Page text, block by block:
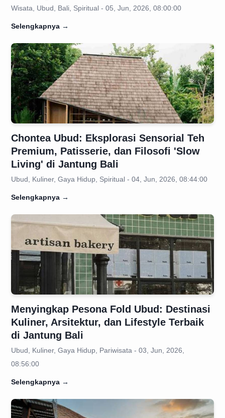
Wisata, Ubud, Bali, Spiritual - 05, Jun, 2026, 08:00:00
Selengkapnya →
Chontea Ubud: Eksplorasi Sensorial Teh
Premium, Patisserie, dan Filosofi 'Slow
Living' di Jantung Bali
Ubud, Kuliner, Gaya Hidup, Spiritual - 04, Jun, 2026, 08:44:00
Selengkapnya →
Menyingkap Pesona Fold Ubud: Destinasi
Kuliner, Arsitektur, dan Lifestyle Terbaik
di Jantung Bali
Ubud, Kuliner, Gaya Hidup, Pariwisata - 03, Jun, 2026,
08:56:00
Selengkapnya →